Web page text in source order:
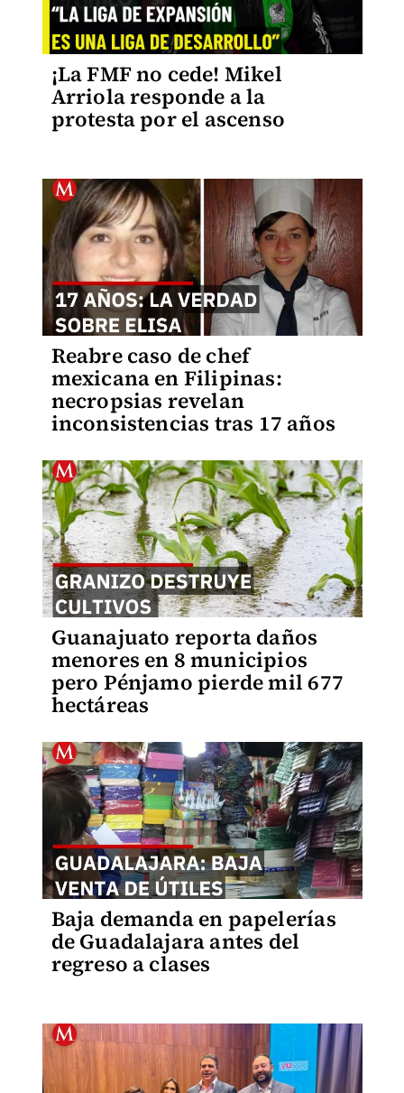
¡La FMF no cede! Mikel
Arriola responde a la
protesta por el ascenso
Reabre caso de chef
mexicana en Filipinas:
necropsias revelan
inconsistencias tras 17 años
Guanajuato reporta daños
menores en 8 municipios
pero Pénjamo pierde mil 677
hectáreas
Baja demanda en papelerías
de Guadalajara antes del
regreso a clases